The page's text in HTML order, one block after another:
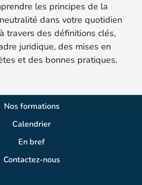
les principes de la
dans votre quotidien
travers des définitions clés,
juridique, des mises en
et des bonnes pratiques.
Nos formations
Calendrier
En bref
Contactez-nous